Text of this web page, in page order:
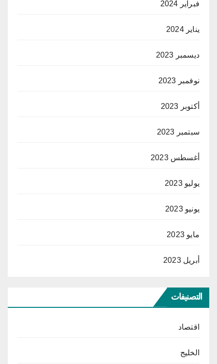
فبراير 2024
يناير 2024
ديسمبر 2023
نوفمبر 2023
أكتوبر 2023
سبتمبر 2023
أغسطس 2023
يوليو 2023
يونيو 2023
مايو 2023
أبريل 2023
التصنيفات
اقتصاد
الخليج